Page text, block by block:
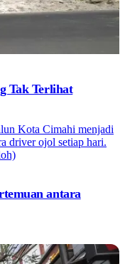
Tak Terlihat
antara